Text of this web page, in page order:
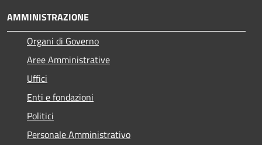
AMMINISTRAZIONE
Organi di Governo
Aree Amministrative
Uffici
Enti e fondazioni
Politici
Personale Amministrativo